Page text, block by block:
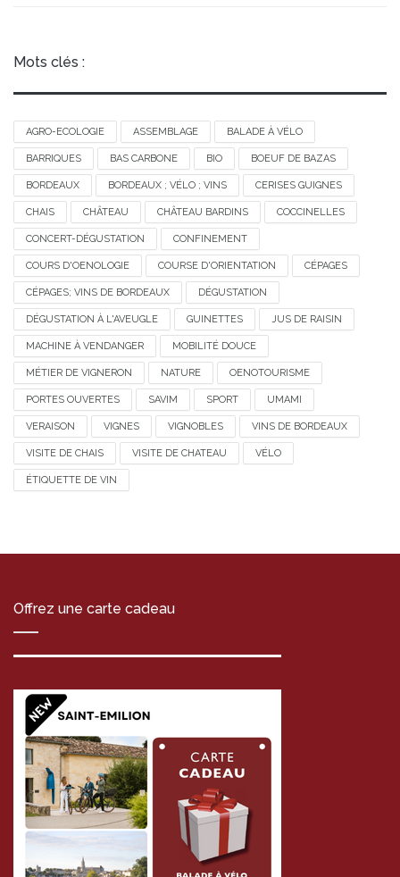
Mots clés :
AGRO-ECOLOGIE ASSEMBLAGE BALADE À VÉLO
BARRIQUES BAS CARBONE BIO BOEUF DE BAZAS
BORDEAUX BORDEAUX ; VÉLO ; VINS CERISES GUIGNES
CHAIS CHÂTEAU CHÂTEAU BARDINS COCCINELLES
CONCERT-DÉGUSTATION CONFINEMENT
COURS D'OENOLOGIE COURSE D'ORIENTATION CÉPAGES
CÉPAGES; VINS DE BORDEAUX DÉGUSTATION
DÉGUSTATION À L'AVEUGLE GUINETTES JUS DE RAISIN
MACHINE À VENDANGER MOBILITÉ DOUCE
MÉTIER DE VIGNERON NATURE OENOTOURISME
PORTES OUVERTES SAVIM SPORT UMAMI
VERAISON VIGNES VIGNOBLES VINS DE BORDEAUX
VISITE DE CHAIS VISITE DE CHATEAU VÉLO
ÉTIQUETTE DE VIN
Offrez une carte cadeau